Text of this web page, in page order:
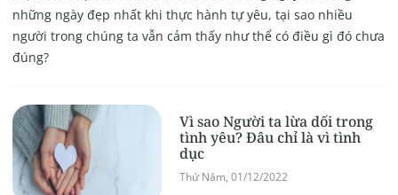
những ngày đẹp nhất khi thực hành tự yêu, tại sao nhiều
người trong chúng ta vẫn cảm thấy như thể có điều gì đó chưa
đúng?
Vì sao Người ta lừa dối trong
tình yêu? Đâu chỉ là vì tình
dục
Thứ Năm, 01/12/2022